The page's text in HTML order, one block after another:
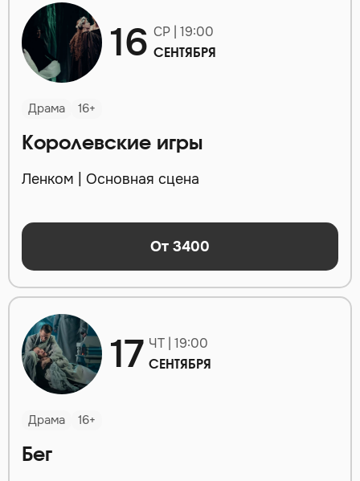
16 СР | 19:00
СЕНТЯБРЯ
Драма 16+
Королевские игры
Ленком | Основная сцена
От 3400
17 ЧТ | 19:00
СЕНТЯБРЯ
Драма 16+
Бег